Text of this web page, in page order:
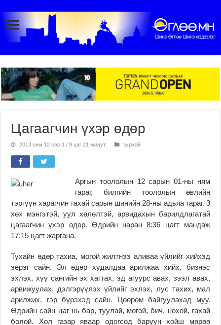
Цагаагчин үхэр өдөр
2013 оны 12 сар 1 / 9 цаг 21 минут зурхай
Аргын тоололын 12 сарын 01-ны ням
гараг, билгийн тоололын өвлийн
тэргүүн харагчин гахай сарын шинийн 28-ны адьяа гараг. 3
хөх мэнгэтэй, уул хөлөлтэй, арвидахын барилдлагатай
цагаагчин үхэр өдөр. Өдрийн наран 8:36 цагт мандаж
17:15 цагт жаргана.
Тухайн өдөр тахиа, могой жилтнээ аливаа үйлийг хийхэд
эерэг сайн. Эл өдөр худалдаа арилжаа хийх, бизнэс
эхлэх, хүү сангийн эх хатгах, эд агуурс авах, зээл авах,
арвижуулах, дэлгэрүүлэх үйлийг эхлэх, лус тахих, мал
арилжих, гэр бүрэхэд сайн. Цөөрөм байгуулахад муу.
Өдрийн сайн цаг нь бар, туулай, могой, бич, нохой, гахай
болой. Хол газар яваар одогсод баруун хойш мөрөө